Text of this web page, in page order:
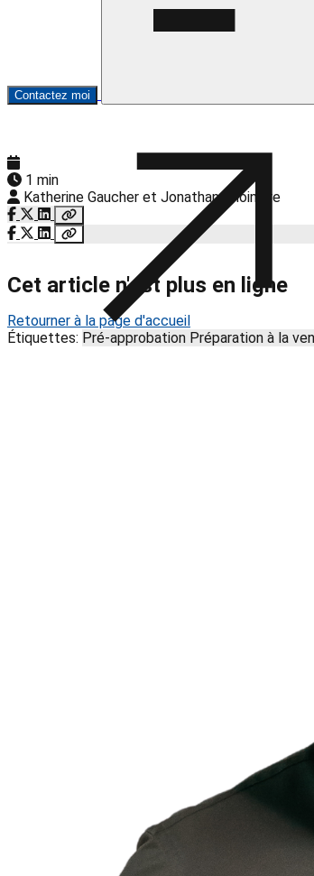
Contactez moi
1 min
Katherine Gaucher et Jonathan Choinière
Cet article n'est plus en ligne
Retourner à la page d'accueil
Étiquettes: Pré-approbation Préparation à la